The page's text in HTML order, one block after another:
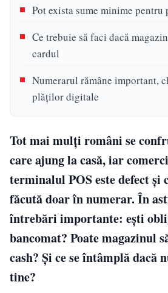
Pot exista sume minime pentru
Ce trebuie să faci dacă
cardul
Numerarul rămâne important,
plăților digitale
Tot mai mulți români se
care ajung la casă, iar
terminalul POS este defect și
făcută doar în numerar. În
întrebări importante: ești
bancomat? Poate magazinul
cash? Și ce se întâmplă dacă
tine?